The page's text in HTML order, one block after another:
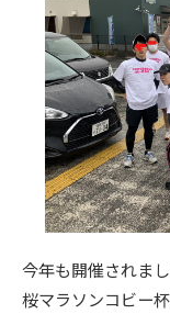
今年も開催されまし
桜マラソンコビー